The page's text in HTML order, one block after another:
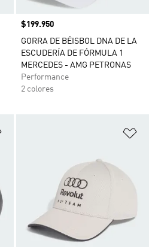
Precio
$199.950
GORRA DE BÉISBOL DNA DE LA
ESCUDERÍA DE FÓRMULA 1
MERCEDES - AMG PETRONAS
Performance
2 colores